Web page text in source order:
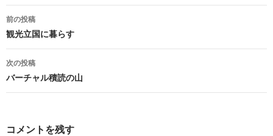
投
稿
ナ
ビ
ゲ
前の投稿
観光立国に暮らす
次の投稿
バーチャル積読の山
コメントを残す